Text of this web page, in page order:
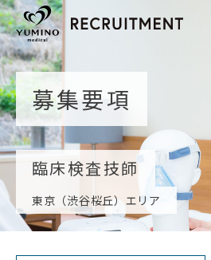
募集要項
臨床検査技師
東京（渋谷桜丘）エリア